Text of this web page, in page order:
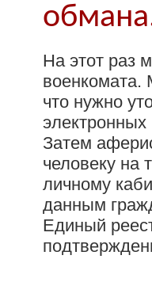
На этот раз
военкомата.
что нужно
электронных
Затем
человеку на
личному
данным
Единый